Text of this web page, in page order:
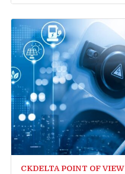
CKDELTA POINT OF VIEW